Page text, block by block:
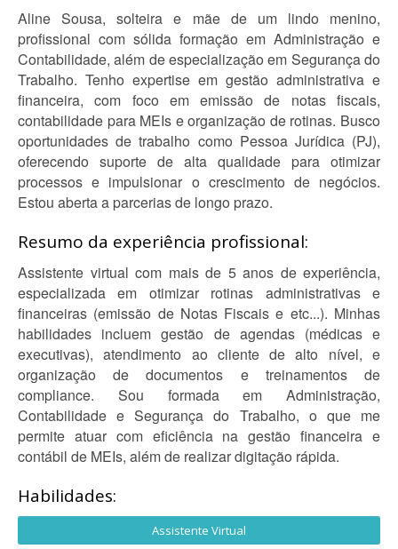
Aline Sousa, solteira e mãe de um lindo menino,
profissional com sólida formação em Administração e
Contabilidade, além de especialização em Segurança do
Trabalho. Tenho expertise em gestão administrativa e
financeira, com foco em emissão de notas fiscais,
contabilidade para MEIs e organização de rotinas. Busco
oportunidades de trabalho como Pessoa Jurídica (PJ),
oferecendo suporte de alta qualidade para otimizar
processos e impulsionar o crescimento de negócios.
Estou aberta a parcerias de longo prazo.
Resumo da experiência profissional:
Assistente virtual com mais de 5 anos de experiência,
especializada em otimizar rotinas administrativas e
financeiras (emissão de Notas Fiscais e etc...). Minhas
habilidades incluem gestão de agendas (médicas e
executivas), atendimento ao cliente de alto nível, e
organização de documentos e treinamentos de
compliance. Sou formada em Administração,
Contabilidade e Segurança do Trabalho, o que me
permite atuar com eficiência na gestão financeira e
contábil de MEIs, além de realizar digitação rápida.
Habilidades:
Assistente Virtual